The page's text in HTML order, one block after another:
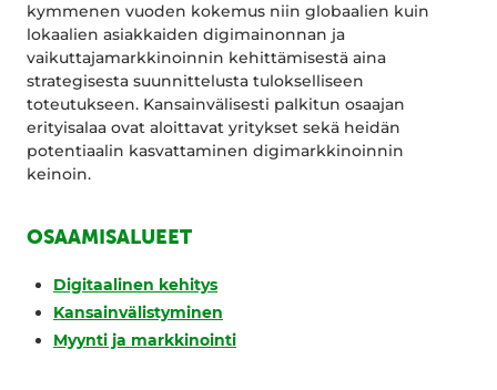
kymmenen vuoden kokemus niin globaalien kuin
lokaalien asiakkaiden digimainonnan ja
vaikuttajamarkkinoinnin kehittämisestä aina
strategisesta suunnittelusta tulokselliseen
toteutukseen. Kansainvälisesti palkitun osaajan
erityisalaa ovat aloittavat yritykset sekä heidän
potentiaalin kasvattaminen digimarkkinoinnin
keinoin.
OSAAMISALUEET
Digitaalinen kehitys
Kansainvälistyminen
Myynti ja markkinointi